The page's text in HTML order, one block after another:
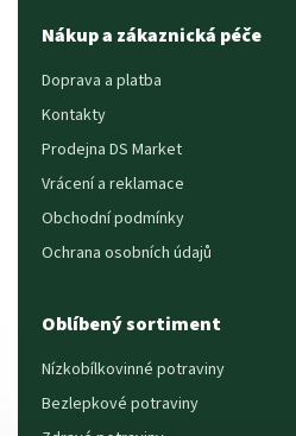
Nákup a zákaznická péče
Doprava a platba
Kontakty
Prodejna DS Market
Vrácení a reklamace
Obchodní podmínky
Ochrana osobních údajů
Oblíbený sortiment
Nízkobílkovinné potraviny
Bezlepkové potraviny